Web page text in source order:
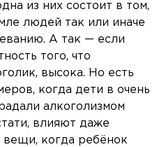
из них состоит в том,
людей так или иначе
А так — если
того, что
высока. Но есть
когда дети в очень
алкоголизмом
влияют даже
вещи, когда ребёнок